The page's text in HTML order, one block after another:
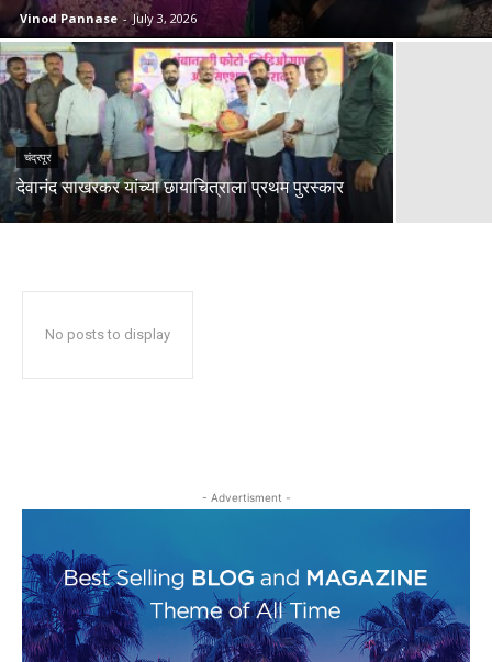
Vinod Pannase - July 3, 2026
चंद्रपूर
देवानंद साखरकर यांच्या छायाचित्राला प्रथम पुरस्कार
No posts to display
- Advertisment -